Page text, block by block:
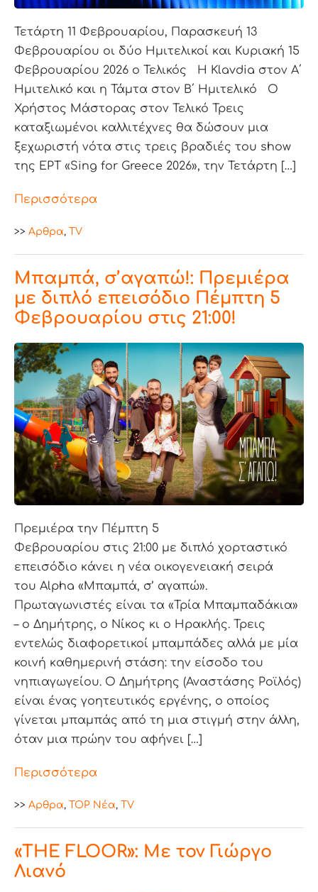
Τετάρτη 11 Φεβρουαρίου, Παρασκευή 13
Φεβρουαρίου οι δύο Ημιτελικοί και Κυριακή 15
Φεβρουαρίου 2026 ο Τελικός Η Klavdia στον Α΄
Ημιτελικό και η Τάμτα στον Β΄ Ημιτελικό Ο
Χρήστος Μάστορας στον Τελικό Τρεις
καταξιωμένοι καλλιτέχνες θα δώσουν μια
ξεχωριστή νότα στις τρεις βραδιές του show
της ΕΡΤ «Sing for Greece 2026», την Τετάρτη […]
Περισσότερα
>> Aρθρα, TV
Μπαμπά, σ’αγαπώ!: Πρεμιέρα
με διπλό επεισόδιο Πέμπτη 5
Φεβρουαρίου στις 21:00!
Πρεμιέρα την Πέμπτη 5
Φεβρουαρίου στις 21:00 με διπλό χορταστικό
επεισόδιο κάνει η νέα οικογενειακή σειρά
του Alpha «Μπαμπά, σ’ αγαπώ».
Πρωταγωνιστές είναι τα «Τρία Μπαμπαδάκια»
– ο Δημήτρης, ο Νίκος κι ο Ηρακλής. Τρεις
εντελώς διαφορετικοί μπαμπάδες αλλά με μία
κοινή καθημερινή στάση: την είσοδο του
νηπιαγωγείου. Ο Δημήτρης (Αναστάσης Ροϊλός)
είναι ένας γοητευτικός εργένης, ο οποίος
γίνεται μπαμπάς από τη μια στιγμή στην άλλη,
όταν μια πρώην του αφήνει […]
Περισσότερα
>> Aρθρα, TOP Nέα, TV
«THE FLOOR»: Με τον Γιώργο
Λιανό